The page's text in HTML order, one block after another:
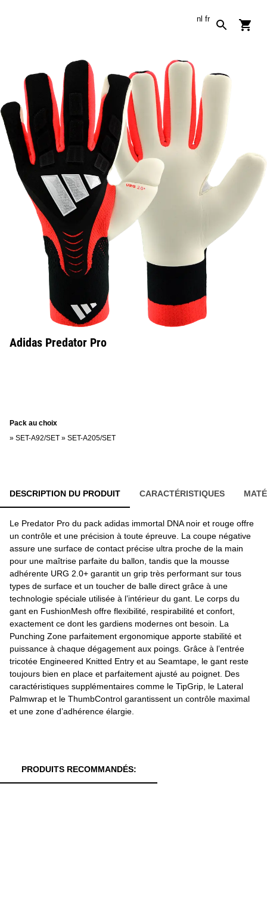
nl fr
Adidas Predator Pro
Pack au choix
» SET-A92/SET » SET-A205/SET
DESCRIPTION DU PRODUIT CARACTÉRISTIQUES
Le Predator Pro du pack adidas immortal DNA noir et rouge offre
un contrôle et une précision à toute épreuve. La coupe négative
assure une surface de contact précise ultra proche de la main
pour une maîtrise parfaite du ballon, tandis que la mousse
adhérente URG 2.0+ garantit un grip très performant sur tous
types de surface et un toucher de balle direct grâce à une
technologie spéciale utilisée à l’intérieur du gant. Le corps du
gant en FushionMesh offre flexibilité, respirabilité et confort,
exactement ce dont les gardiens modernes ont besoin. La
Punching Zone parfaitement ergonomique apporte stabilité et
puissance à chaque dégagement aux poings. Grâce à l’entrée
tricotée Engineered Knitted Entry et au Seamtape, le gant reste
toujours bien en place et parfaitement ajusté au poignet. Des
caractéristiques supplémentaires comme le TipGrip, le Lateral
Palmwrap et le ThumbControl garantissent un contrôle maximal
et une zone d’adhérence élargie.
PRODUITS RECOMMANDÉS: